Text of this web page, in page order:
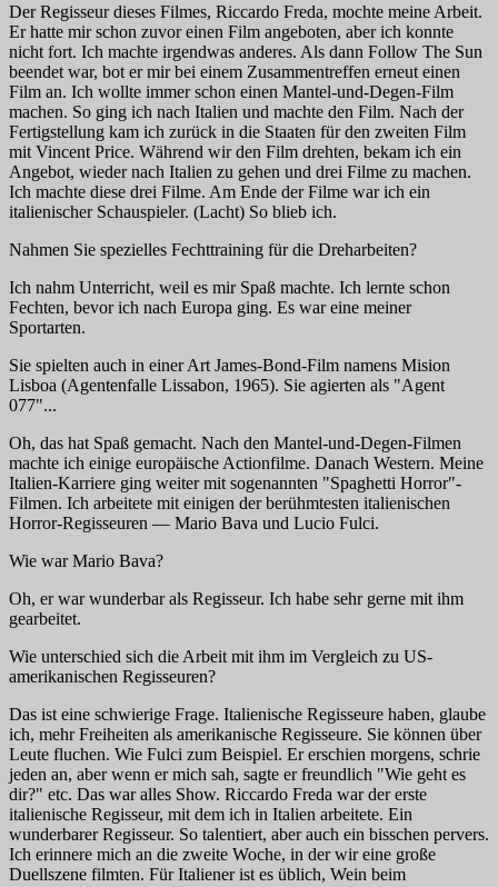
Der Regisseur dieses Filmes, Riccardo Freda, mochte meine Arbeit.
Er hatte mir schon zuvor einen Film angeboten, aber ich konnte
nicht fort. Ich machte irgendwas anderes. Als dann Follow The Sun
beendet war, bot er mir bei einem Zusammentreffen erneut einen
Film an. Ich wollte immer schon einen Mantel-und-Degen-Film
machen. So ging ich nach Italien und machte den Film. Nach der
Fertigstellung kam ich zurück in die Staaten für den zweiten Film
mit Vincent Price. Während wir den Film drehten, bekam ich ein
Angebot, wieder nach Italien zu gehen und drei Filme zu machen.
Ich machte diese drei Filme. Am Ende der Filme war ich ein
italienischer Schauspieler. (Lacht) So blieb ich.
Nahmen Sie spezielles Fechttraining für die Dreharbeiten?
Ich nahm Unterricht, weil es mir Spaß machte. Ich lernte schon
Fechten, bevor ich nach Europa ging. Es war eine meiner
Sportarten.
Sie spielten auch in einer Art James-Bond-Film namens Mision
Lisboa (Agentenfalle Lissabon, 1965). Sie agierten als "Agent
077"...
Oh, das hat Spaß gemacht. Nach den Mantel-und-Degen-Filmen
machte ich einige europäische Actionfilme. Danach Western. Meine
Italien-Karriere ging weiter mit sogenannten "Spaghetti Horror"-
Filmen. Ich arbeitete mit einigen der berühmtesten italienischen
Horror-Regisseuren — Mario Bava und Lucio Fulci.
Wie war Mario Bava?
Oh, er war wunderbar als Regisseur. Ich habe sehr gerne mit ihm
gearbeitet.
Wie unterschied sich die Arbeit mit ihm im Vergleich zu US-
amerikanischen Regisseuren?
Das ist eine schwierige Frage. Italienische Regisseure haben, glaube
ich, mehr Freiheiten als amerikanische Regisseure. Sie können über
Leute fluchen. Wie Fulci zum Beispiel. Er erschien morgens, schrie
jeden an, aber wenn er mich sah, sagte er freundlich "Wie geht es
dir?" etc. Das war alles Show. Riccardo Freda war der erste
italienische Regisseur, mit dem ich in Italien arbeitete. Ein
wunderbarer Regisseur. So talentiert, aber auch ein bisschen pervers.
Ich erinnere mich an die zweite Woche, in der wir eine große
Duellszene filmten. Für Italiener ist es üblich, Wein beim